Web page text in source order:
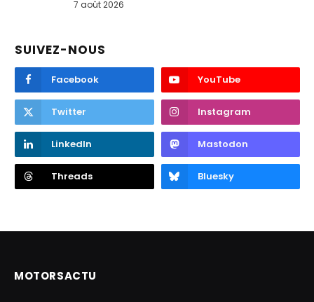
7 août 2026
SUIVEZ-NOUS
Facebook YouTube
Twitter Instagram
LinkedIn Mastodon
Threads Bluesky
MOTORSACTU